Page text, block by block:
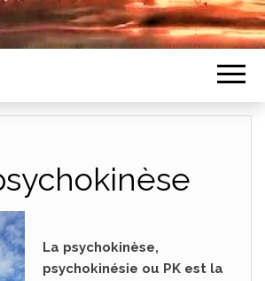
La psychokinèse,
psychokinésie ou PK est la